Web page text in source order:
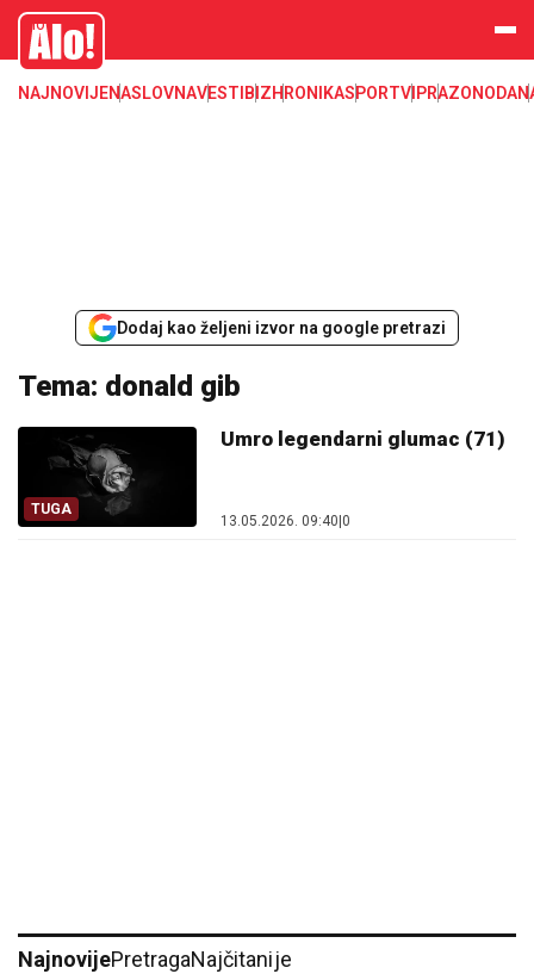
Alo
NAJNOVIJENASLOVNAVESTI BIZHRONIKASPORTVIPRAZONODA
Dodaj kao željeni izvor na google pretrazi
Tema: donald gib
TUGA
Umro legendarni glumac (71)
13.05.2026. 09:40 0
NajnovijePretragaNajčitanije